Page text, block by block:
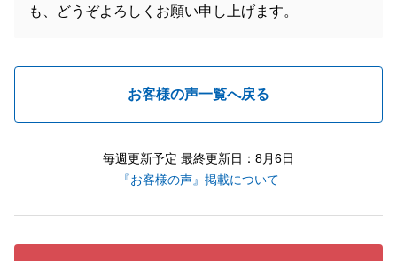
も、どうぞよろしくお願い申し上げます。
お客様の声一覧へ戻る
毎週更新予定 最終更新日：8月6日
『お客様の声』掲載について